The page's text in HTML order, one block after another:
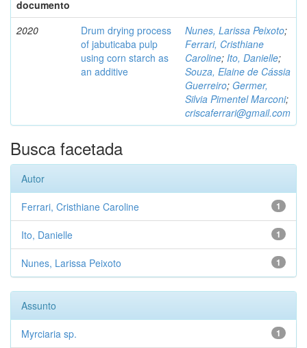
documento
2020
Drum drying process
of jabuticaba pulp
using corn starch as
an additive
Nunes, Larissa Peixoto;
Ferrari, Cristhiane
Caroline; Ito, Danielle;
Souza, Elaine de Cássia
Guerreiro; Germer,
Silvia Pimentel Marconi;
criscaferrari@gmail.com
Busca facetada
Autor
1
Ferrari, Cristhiane Caroline
1
Ito, Danielle
1
Nunes, Larissa Peixoto
Assunto
1
Myrciaria sp.